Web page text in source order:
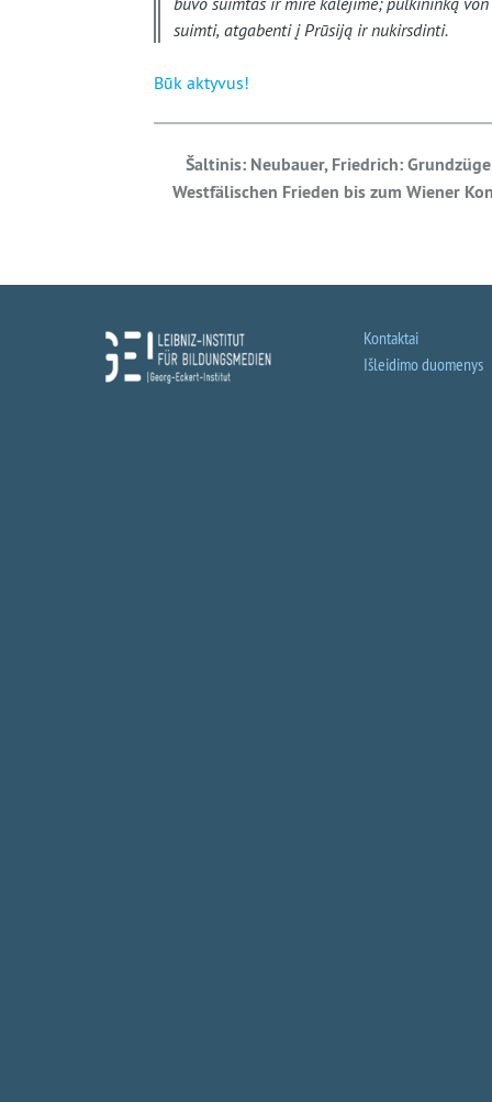
suimti, atgabenti į Prūsiją ir nukirsdinti.
Būk aktyvus!
Šaltinis: Neubauer, Friedrich:
Westfälischen Frieden bis zum Wiener
Kontaktai
Išleidimo duomenys